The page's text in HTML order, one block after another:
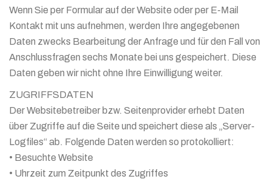
Wenn Sie per Formular auf der Website oder per E-Mail
Kontakt mit uns aufnehmen, werden Ihre angegebenen
Daten zwecks Bearbeitung der Anfrage und für den Fall von
Anschlussfragen sechs Monate bei uns gespeichert. Diese
Daten geben wir nicht ohne Ihre Einwilligung weiter.
ZUGRIFFSDATEN
Der Websitebetreiber bzw. Seitenprovider erhebt Daten
über Zugriffe auf die Seite und speichert diese als „Server-
Logfiles“ ab. Folgende Daten werden so protokolliert:
• Besuchte Website
• Uhrzeit zum Zeitpunkt des Zugriffes